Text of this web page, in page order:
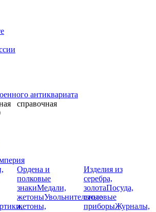
антиквариата
справочная
Ордена и
полковые
знакиМедали,
жетоныУвольнительные
жетоны,
Изделия из
серебра,
золотаПосуда,
столовые
приборыЖурналы,